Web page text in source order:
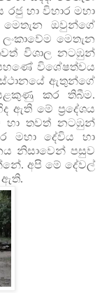
හා විහාර මහා
මෙතැන ඔවුන්ගේ
මෙතැන
විශාල නටඹුන්
විශේෂත්වය
ඇතුන්ගේ
කර තිබීම.
ඇති මේ ප්‍රදේශය
හා තවත් නටඹුන්
මහා දේවිය හා
නිසාවෙන් පසුව
අපි මේ දේවල්
ඇති.